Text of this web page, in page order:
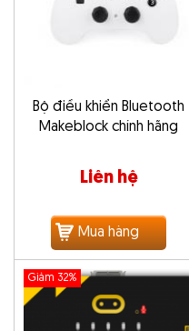
Bộ điều khiển Bluetooth
Makeblock chính hãng
Liên hệ
Mua hàng
Giảm 32%